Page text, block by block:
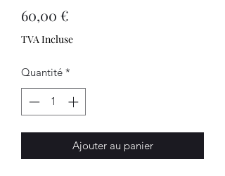
60,00 €
TVA Incluse
Quantité *
Ajouter au panier